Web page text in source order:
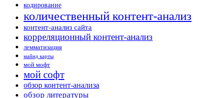
кодирование
количественный контент-анализ
контент-анализ сайта
корреляционный контент-анализ
лемматизация
майнд карты
мой мофт
мой софт
обзор контент-анализа
обзор литературы